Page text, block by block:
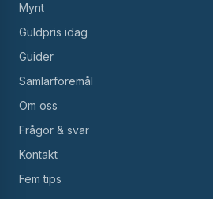
Mynt
Guldpris idag
Guider
Samlarföremål
Om oss
Frågor & svar
Kontakt
Fem tips